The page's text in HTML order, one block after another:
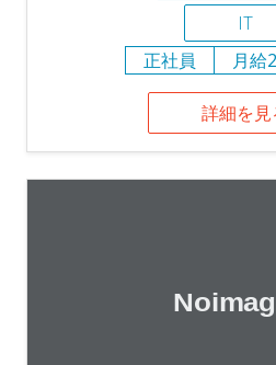
IT
正社員
月給
詳細を見